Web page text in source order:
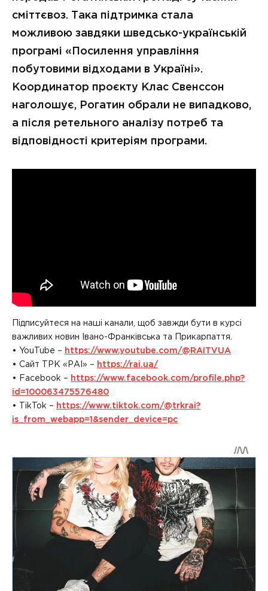
сміттєвоз. Така підтримка стала
можливою завдяки шведсько-українській
програмі «Посилення управління
побутовими відходами в Україні».
Координатор проєкту Клас Свенссон
наголошує, Рогатин обрали не випадково,
а після ретельного аналізу потреб та
відповідності критеріям програми.
Підписуйтеся на наші канали, щоб завжди бути в курсі
важливих новин Івано-Франківська та Прикарпаття.
• YouTube – https://www.youtube.com/@RAITVUA
• Сайт ТРК «РАІ» – https://rai.ua/
• Facebook – https://www.facebook.com/profile.php?
id=100063475576480
• TikTok – https://www.tiktok.com/@trkrai?
is_from_webapp=1&sender_device=pc